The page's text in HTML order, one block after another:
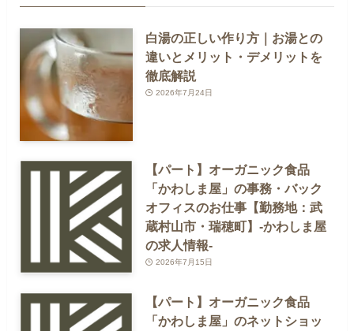
白湯の正しい作り方｜お湯との
違いとメリット・デメリットを
徹底解説
2026年7月24日
【パート】オーガニック食品
「かわしま屋」の事務・バック
オフィスのお仕事【勤務地：武
蔵村山市・瑞穂町】-かわしま屋
の求人情報-
2026年7月15日
【パート】オーガニック食品
「かわしま屋」のネットショッ